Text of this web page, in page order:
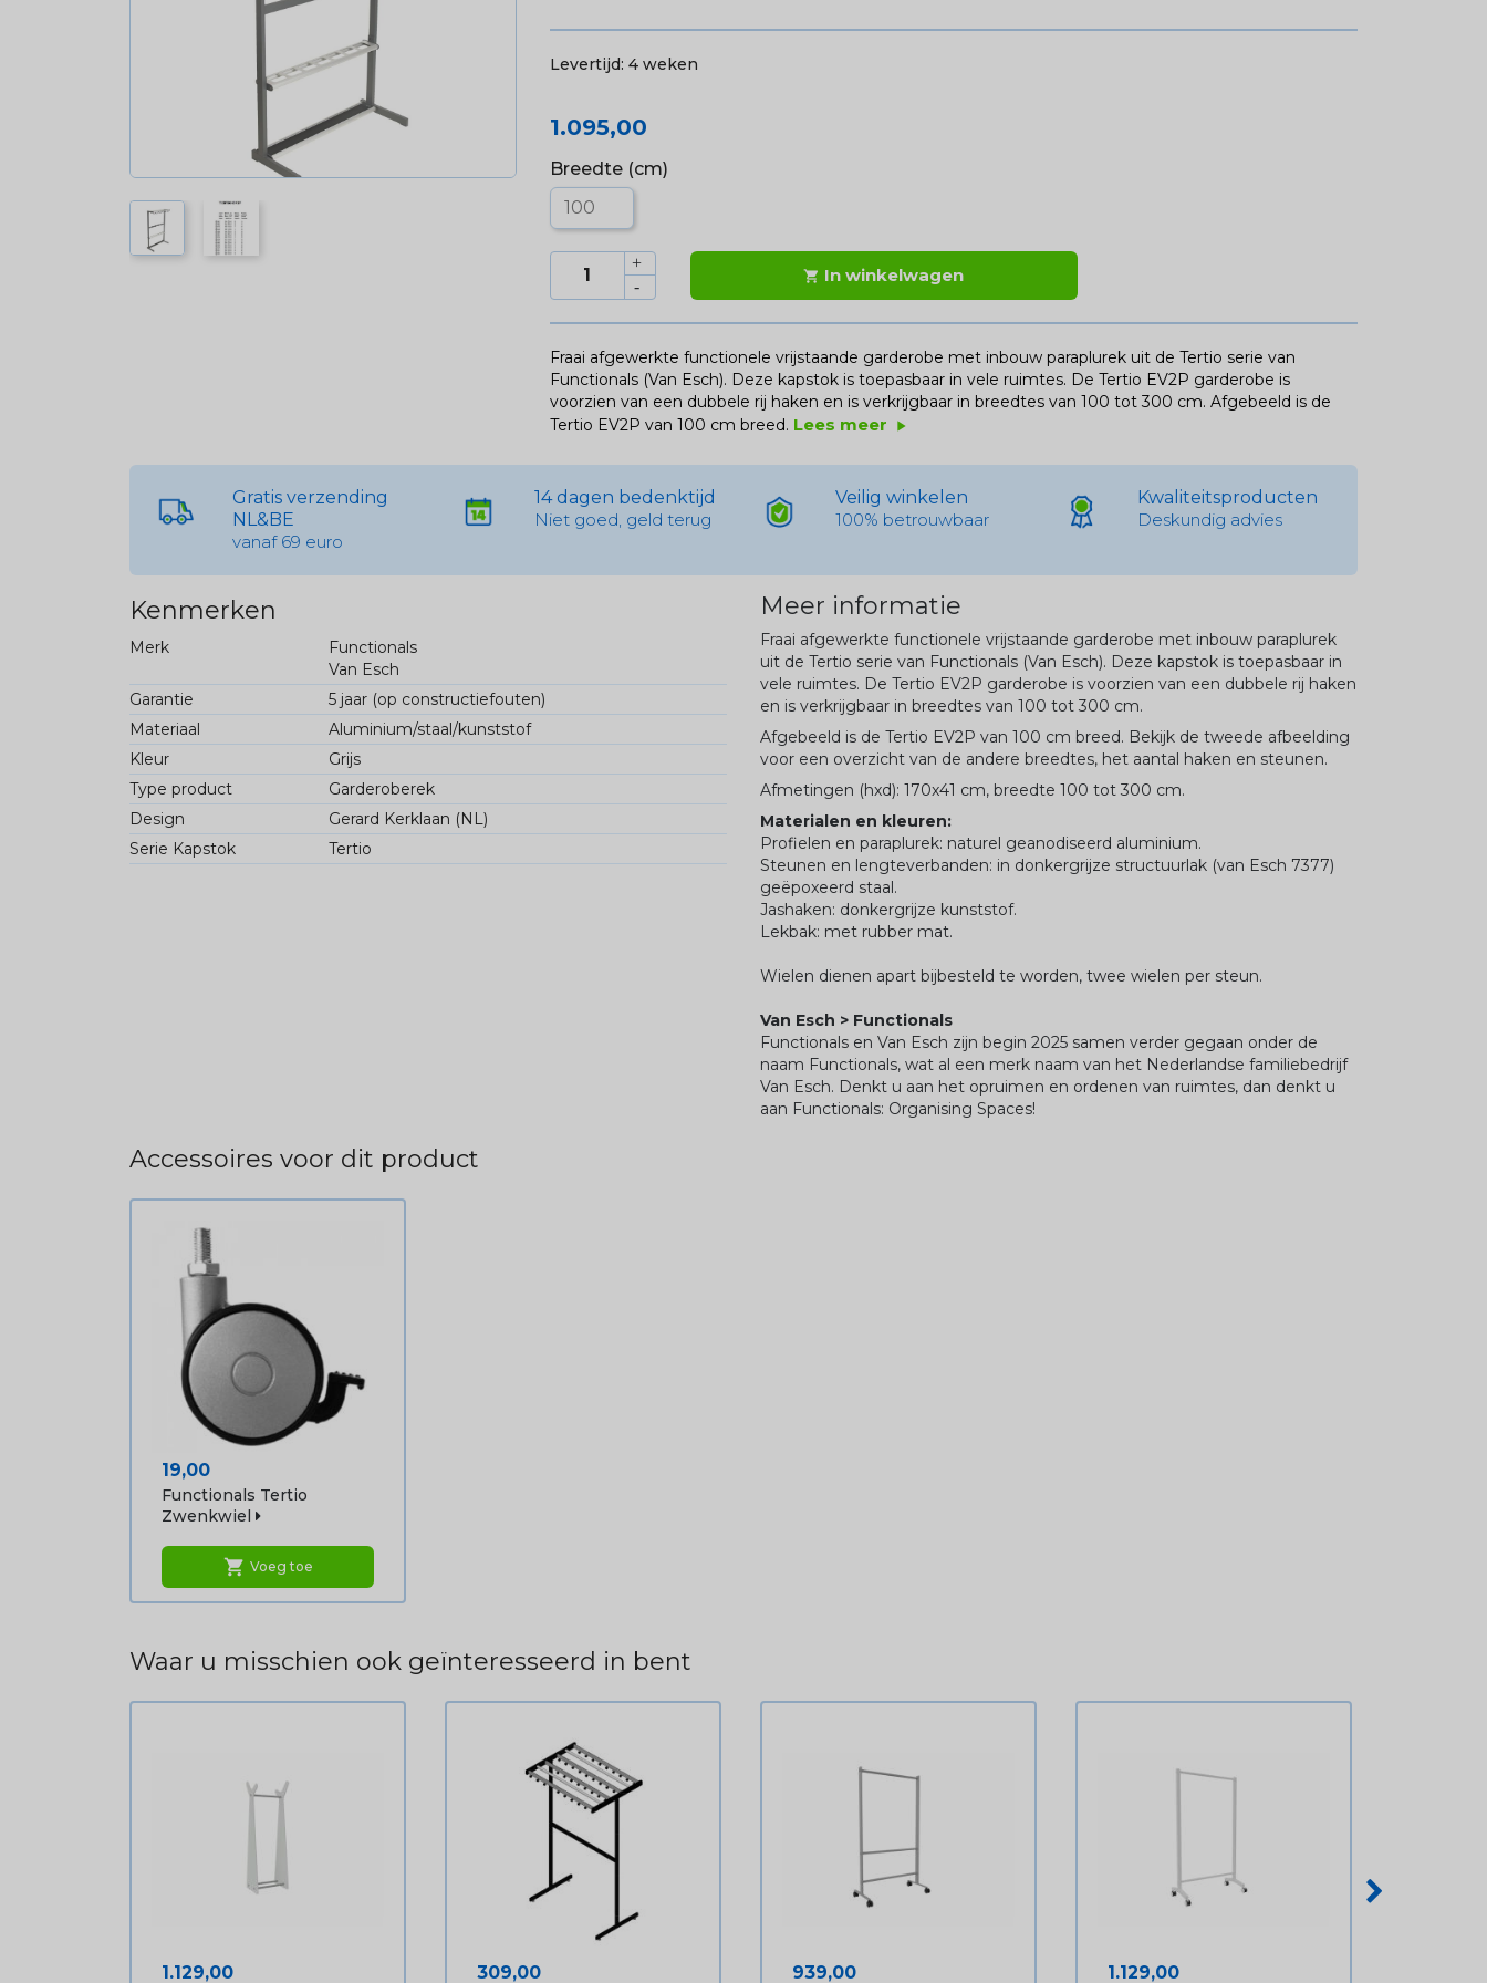
Levertijd: 4 weken
1.095,00
Breedte (cm)
 In winkelwagen
Fraai afgewerkte functionele vrijstaande garderobe met inbouw paraplurek uit de Tertio serie van
Functionals (Van Esch). Deze kapstok is toepasbaar in vele ruimtes. De Tertio EV2P garderobe is
voorzien van een dubbele rij haken en is verkrijgbaar in breedtes van 100 tot 300 cm. Afgebeeld is de
Tertio EV2P van 100 cm breed. Lees meer play_arrow
Gratis verzending
NL&BE
vanaf 69 euro
14 dagen bedenktijd
Niet goed, geld terug
Veilig winkelen
100% betrouwbaar
Kwaliteitsproducten
Deskundig advies
Kenmerken
Merk
Functionals
Van Esch
Garantie
5 jaar (op constructiefouten)
Materiaal
Aluminium/staal/kunststof
Kleur
Grijs
Type product
Garderoberek
Design
Gerard Kerklaan (NL)
Serie Kapstok
Tertio
Meer informatie
Fraai afgewerkte functionele vrijstaande garderobe met inbouw paraplurek
uit de Tertio serie van Functionals (Van Esch). Deze kapstok is toepasbaar in
vele ruimtes. De Tertio EV2P garderobe is voorzien van een dubbele rij haken
en is verkrijgbaar in breedtes van 100 tot 300 cm.
Afgebeeld is de Tertio EV2P van 100 cm breed. Bekijk de tweede afbeelding
voor een overzicht van de andere breedtes, het aantal haken en steunen.
Afmetingen (hxd): 170x41 cm, breedte 100 tot 300 cm.
Materialen en kleuren:
Profielen en paraplurek: naturel geanodiseerd aluminium.
Steunen en lengteverbanden: in donkergrijze structuurlak (van Esch 7377)
geëpoxeerd staal.
Jashaken: donkergrijze kunststof.
Lekbak: met rubber mat.
Wielen dienen apart bijbesteld te worden, twee wielen per steun.
Van Esch > Functionals
Functionals en Van Esch zijn begin 2025 samen verder gegaan onder de
naam Functionals, wat al een merk naam van het Nederlandse familiebedrijf
Van Esch. Denkt u aan het opruimen en ordenen van ruimtes, dan denkt u
aan Functionals: Organising Spaces!
Accessoires voor dit product
Prijs
19,00
Functionals Tertio
Zwenkwiel
shopping_cart Voeg toe
Waar u misschien ook geïnteresseerd in bent
Prijs
1.129,00 Prijs
309,00 Prijs
939,00 Prijs
1.129,00